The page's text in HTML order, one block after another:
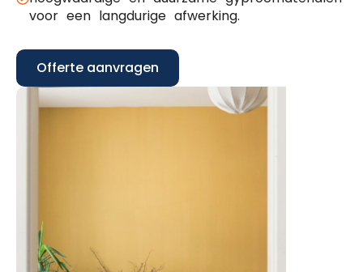
voor een langdurige afwerking.
Offerte aanvragen